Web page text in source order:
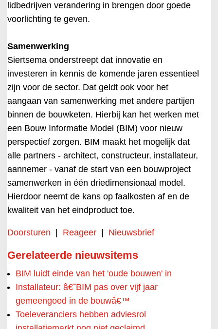
lidbedrijven verandering in brengen door goede
voorlichting te geven.
Samenwerking
Siertsema onderstreept dat innovatie en
investeren in kennis de komende jaren essentieel
zijn voor de sector. Dat geldt ook voor het
aangaan van samenwerking met andere partijen
binnen de bouwketen. Hierbij kan het werken met
een Bouw Informatie Model (BIM) voor nieuw
perspectief zorgen. BIM maakt het mogelijk dat
alle partners - architect, constructeur, installateur,
aannemer - vanaf de start van een bouwproject
samenwerken in één driedimensionaal model.
Hierdoor neemt de kans op faalkosten af en de
kwaliteit van het eindproduct toe.
Doorsturen Reageer Nieuwsbrief
Gerelateerde nieuwsitems
BIM luidt einde van het 'oude bouwen' in
Installateur: â€˜BIM pas over vijf jaar
gemeengoed in de bouwâ€™
Toeleveranciers hebben adviesrol